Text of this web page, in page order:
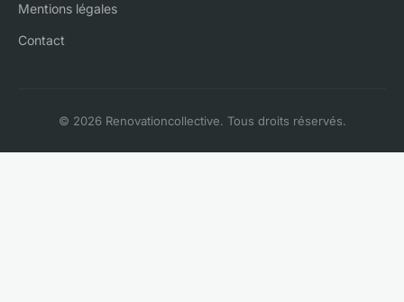
Mentions légales
Contact
© 2026 Renovationcollective. Tous droits réservés.